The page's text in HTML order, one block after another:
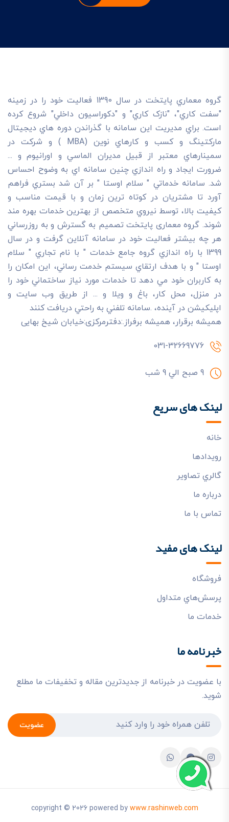
گروه معماري پايتخت در سال 1390 فعاليت خود را در زمينه
"سفت کاري"، "نازک کاري" و "دکوراسيون داخلي" شروع کرده
است. براي مديريت اين سامانه با گذراندن دوره هاي ديجيتال
مارکتينگ و کسب و کارهاي نوين (MBA ) و شرکت در
سمينارهاي معتبر از قبيل مديران الماسي و اورانيوم و ...
ضرورت ايجاد و راه اندازي چنين سامانه اي به وضوح احساس
شد. سامانه خدماتي " سلام اوستا " بر آن شد بستري فراهم
آورد تا مشتريان در کوتاه ترين زمان و با قيمت مناسب و
کيفيت بالا، توسط نيروي متخصص از بهترين خدمات بهره مند
شوند. گروه معماری پایتخت تصميم به گسترش و به روزرساني
هر چه بيشتر فعاليت خود در سامانه آنلاين گرفت و در سال
1399 با راه اندازي گروه جامع خدمات " با نام تجاري " سلام
اوستا " و با هدف ارتقاي سيستم خدمت رساني، اين امکان را
به کاربران خود مي دهد تا خدمات مورد نياز ساختماني خود را
در منزل، محل کار، باغ و ويلا و ... از طريق وب سايت و
اپليکيشن در آينده، .سامانه تلفني به راحتي دريافت کنند
هميشه برقرار، هميشه برفراز.:دفترمرکزی:خیابان شیخ بهایی
031-32669776
9 صبح الي 9 شب
لینک های سریع
خانه
رويدادها
گالري تصاوير
درباره ما
تماس با ما
لینک های مفید
فروشگاه
پرسش‌هاي متداول
خدمات ما
خبرنامه ما
با عضویت در خبرنامه از جدیدترین مقاله و تخفیفات ما مطلع
شوید.
عضویت
copyright © 2026 powered by www.rashinweb.com